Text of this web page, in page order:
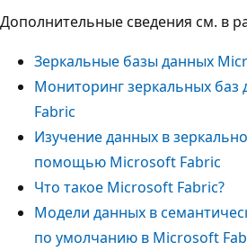
Дополнительные сведения см. в
Зеркальные базы данных
Мониторинг зеркальных
Fabric
Изучение данных в
помощью Microsoft Fabric
Что такое Microsoft Fabric?
Модели данных в
по умолчанию в Microsoft